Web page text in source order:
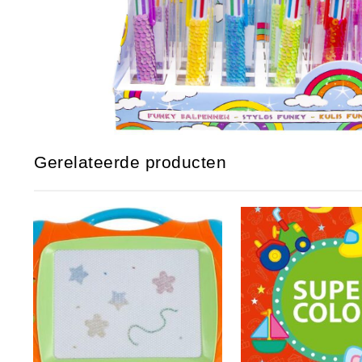
Gerelateerde producten